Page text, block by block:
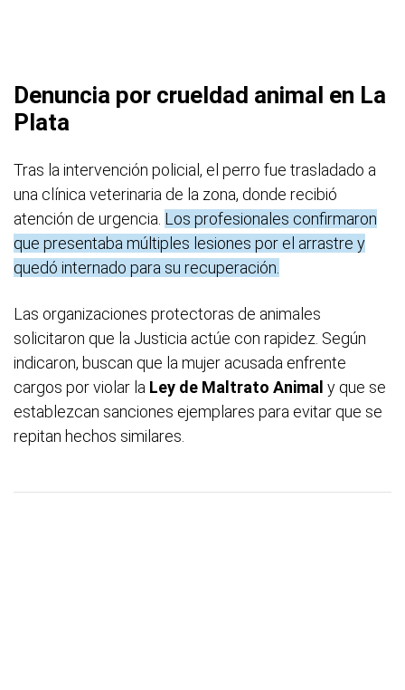
Denuncia por crueldad animal en La
Plata
Tras la intervención policial, el perro fue trasladado a
una clínica veterinaria de la zona, donde recibió
atención de urgencia. Los profesionales confirmaron
que presentaba múltiples lesiones por el arrastre y
quedó internado para su recuperación.
Las organizaciones protectoras de animales
solicitaron que la Justicia actúe con rapidez. Según
indicaron, buscan que la mujer acusada enfrente
cargos por violar la Ley de Maltrato Animal y que se
establezcan sanciones ejemplares para evitar que se
repitan hechos similares.